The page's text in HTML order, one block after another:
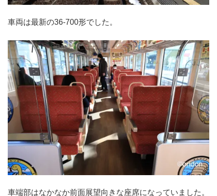
車両は最新の36-700形でした。
車端部はなかなか前面展望向きな座席になっていました。